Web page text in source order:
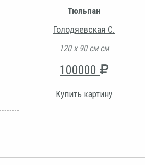
Тюльпан
Голодяевская С.
120 х 90 см см
100000
Купить картину